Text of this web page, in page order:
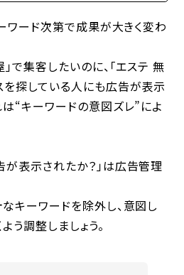
ード次第で成果が大きく変わ
で集客したいのに、「エステ 無
を探している人にも広告が表示
“キーワードの意図ズレ”によ
表示されたか？」は広告管理
キーワードを除外し、意図し
う調整しましょう。